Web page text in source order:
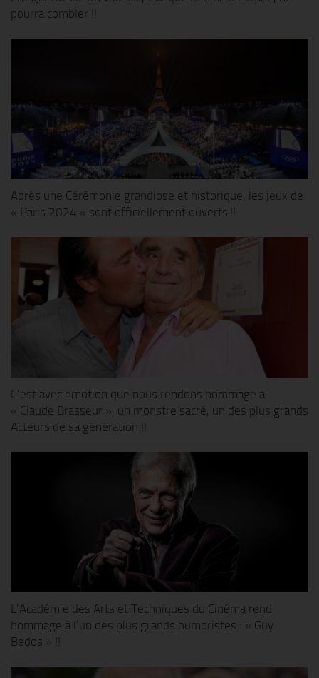
pourra combler !!
Après une Cérémonie grandiose et historique, les jeux de
« Paris 2024 » sont officiellement ouverts !!
C’est avec émotion que nous rendons hommage à
« Claude Brasseur », un monstre sacré, un des plus grands
Acteurs de sa génération !!
L’Académie des Arts et Techniques du Cinéma rend
hommage à l’un des plus grands humoristes : « Guy
Bedos » !!